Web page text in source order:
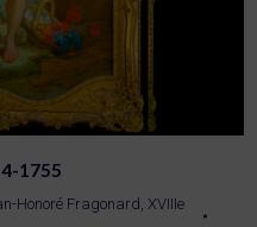
1755
Honoré Fragonard , XVIIIe